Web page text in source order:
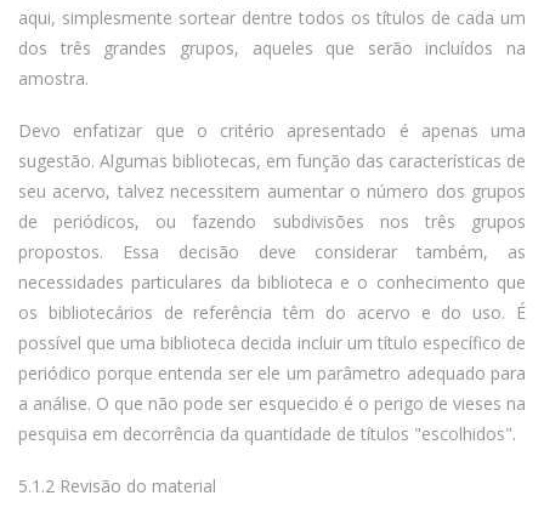
aqui, simplesmente sortear dentre todos os títulos de cada um
dos três grandes grupos, aqueles que serão incluídos na
amostra.
Devo enfatizar que o critério apresentado é apenas uma
sugestão. Algumas bibliotecas, em função das características de
seu acervo, talvez necessitem aumentar o número dos grupos
de periódicos, ou fazendo subdivisões nos três grupos
propostos. Essa decisão deve considerar também, as
necessidades particulares da biblioteca e o conhecimento que
os bibliotecários de referência têm do acervo e do uso. É
possível que uma biblioteca decida incluir um título específico de
periódico porque entenda ser ele um parâmetro adequado para
a análise. O que não pode ser esquecido é o perigo de vieses na
pesquisa em decorrência da quantidade de títulos "escolhidos".
5.1.2 Revisão do material